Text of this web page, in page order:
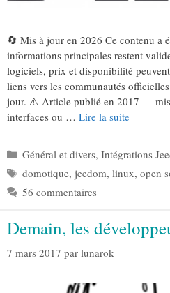
🔄 Mis à jour en 2026 Ce contenu a
informations principales restent
logiciels, prix et disponibilité
liens vers les communautés
jour. ⚠️ Article publié en 2017 —
interfaces ou … Lire la suite
Catégories
Général et divers, Intégrations
Étiquettes
domotique, jeedom, linux, open
56 commentaires
Demain, les
7 mars 2017 par lunarok